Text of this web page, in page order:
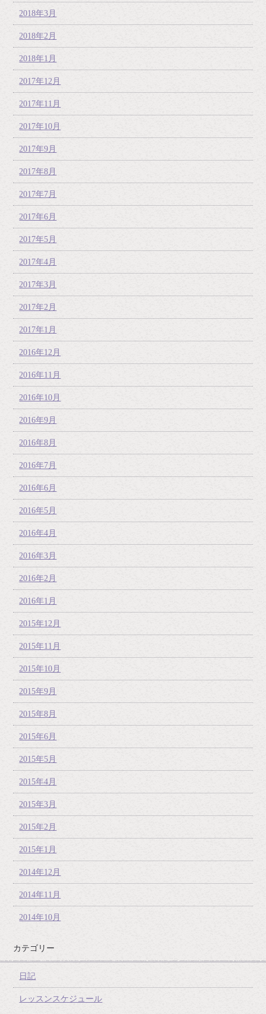
2018年3月
2018年2月
2018年1月
2017年12月
2017年11月
2017年10月
2017年9月
2017年8月
2017年7月
2017年6月
2017年5月
2017年4月
2017年3月
2017年2月
2017年1月
2016年12月
2016年11月
2016年10月
2016年9月
2016年8月
2016年7月
2016年6月
2016年5月
2016年4月
2016年3月
2016年2月
2016年1月
2015年12月
2015年11月
2015年10月
2015年9月
2015年8月
2015年6月
2015年5月
2015年4月
2015年3月
2015年2月
2015年1月
2014年12月
2014年11月
2014年10月
カテゴリー
日記
レッスンスケジュール